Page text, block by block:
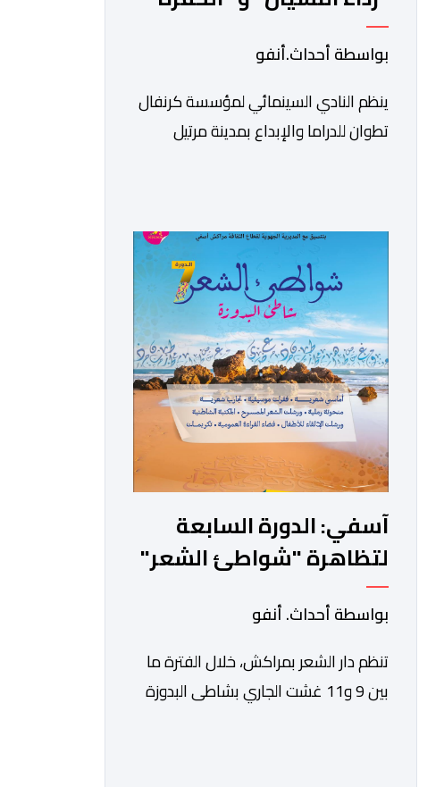
في أمسية ثقافية بمرتيل
بواسطة أحداث.أنفو
ينظم النادي السينمائي لمؤسسة كرنفال
تطوان للدراما والإبداع بمدينة مرتيل
مرتيل. ويأتي تنظيم هذه الأمسية في إطار
الشراكة المبرمة بين الجامعة الوطنية
للأندية السينمائية بالمغرب ووزارة الشباب
والثقافة والتواصل – قطاع الثقافة،
وتنزيلا لبرنامجها الرامي إلى تعزيز الثقافة
السينمائية […]
آسفي: الدورة السابعة
لتظاهرة "شواطئ الشعر"
و11 غشت
بواسطة أحداث. أنفو
تنظم دار الشعر بمراكش، خلال الفترة ما
بين 9 و11 غشت الجاري بشاطى البدوزة